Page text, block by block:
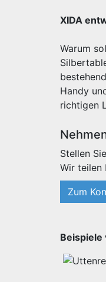
XIDA
Warum
Handy
richtigen
Stellen
Wir teilen
Zum
Beispiele